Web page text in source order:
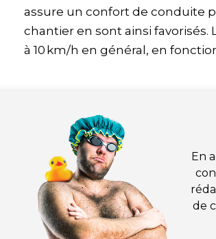
assure un confort de conduite
chantier en sont ainsi favorisés.
à 10 km/h en général, en
En
de